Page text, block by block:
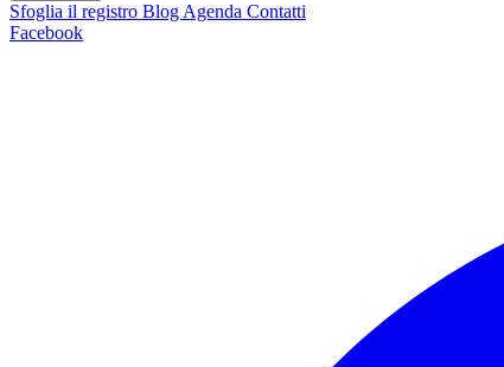
Sfoglia il registro Blog Agenda Contatti
Facebook